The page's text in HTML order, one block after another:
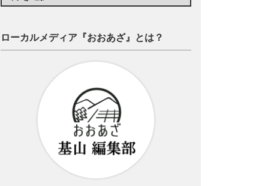
ローカルメディア『おおあざ』とは？